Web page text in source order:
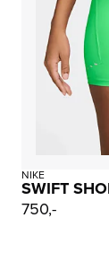
NIKE
SWIFT
750,-